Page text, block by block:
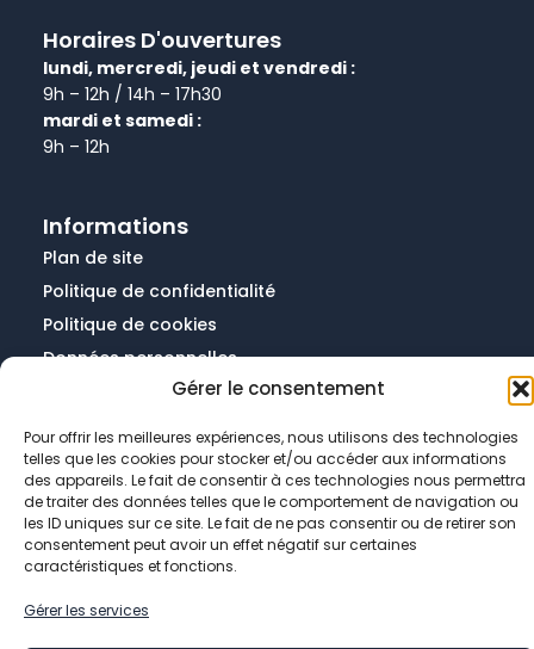
Gérer le consentement
Pour offrir les meilleures expériences, nous utilisons des technologies
telles que les cookies pour stocker et/ou accéder aux informations
des appareils. Le fait de consentir à ces technologies nous permettra
de traiter des données telles que le comportement de navigation ou
les ID uniques sur ce site. Le fait de ne pas consentir ou de retirer son
consentement peut avoir un effet négatif sur certaines
caractéristiques et fonctions.
Gérer les services
Horaires D'ouvertures
lundi, mercredi, jeudi et vendredi :
9h – 12h / 14h – 17h30
mardi et samedi :
9h – 12h
Informations
Plan de site
Politique de confidentialité
Politique de cookies
Données personnelles
Mentions légales
© 2026 Mairie de Chevry-Cossigny